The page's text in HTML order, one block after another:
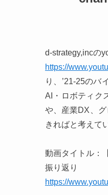
d-strategy,incの
https://
り、’21-25の
AI・ロボティク
や、産業DX、
きればと考えて
動画タイトル：
振り返り
https://